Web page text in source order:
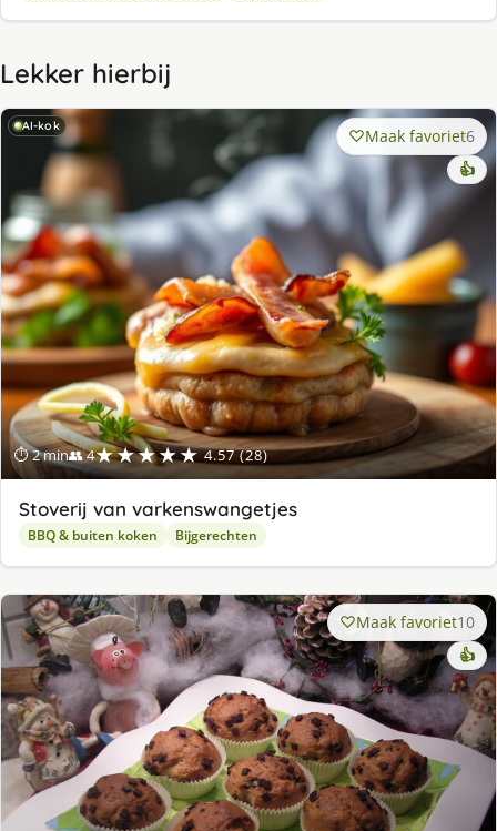
Lekker hierbij
AI-kok
⏱ 2 min👥 4★★★★★ 4.57 (28)
Maak favoriet6
👍
Stoverij van varkenswangetjes
BBQ & buiten koken Bijgerechten
Maak favoriet10
👍